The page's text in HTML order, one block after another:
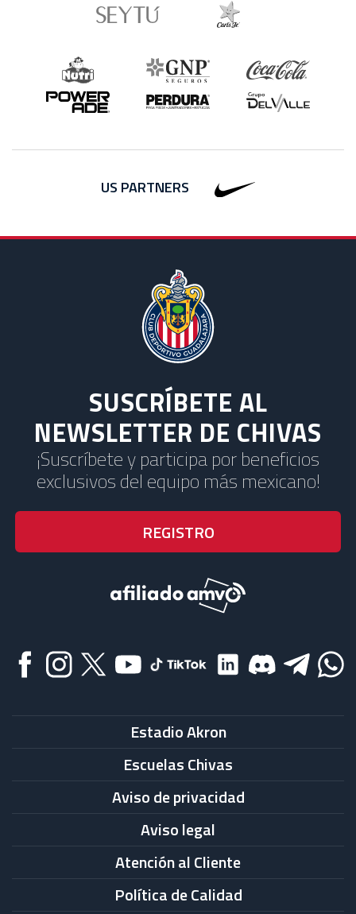
US PARTNERS
SUSCRÍBETE AL
NEWSLETTER DE CHIVAS
¡Suscríbete y participa por beneficios
exclusivos del equipo más mexicano!
Estadio Akron
Escuelas Chivas
Aviso de privacidad
Aviso legal
Atención al Cliente
Política de Calidad